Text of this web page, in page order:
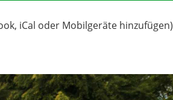
iCal oder Mobilgeräte hinzufügen)